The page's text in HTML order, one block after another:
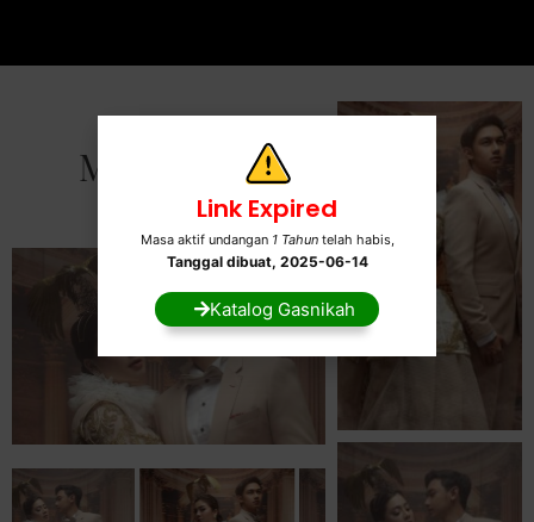
MOMENT
GalleryLink Expired
Masa aktif undangan 1 Tahuntelah habis,
Tanggal dibuat, 2025-06-14
Katalog Gasnikah